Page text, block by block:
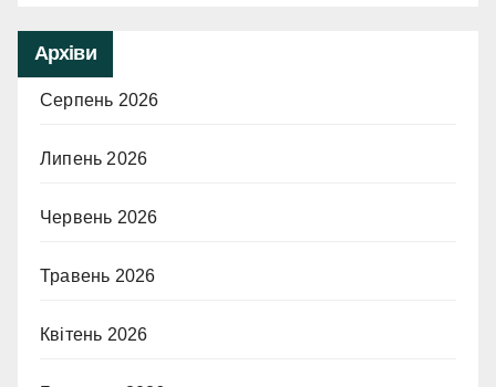
Архіви
Серпень 2026
Липень 2026
Червень 2026
Травень 2026
Квітень 2026